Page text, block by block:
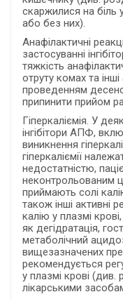
скаржилися на
або без них).
Анафілактичні
застосуванні
тяжкість
отруту комах та
проведенням
припинити прийом
Гіперкаліємія. У
інгібітори АПФ,
виникнення
гіперкаліємії
недостатністю,
неконтрольованим
приймають солі
також інші активні
калію у плазмі
як дегідратація,
метаболічний
вищезазначених
рекомендується
у плазмі крові (див.
лікарськими